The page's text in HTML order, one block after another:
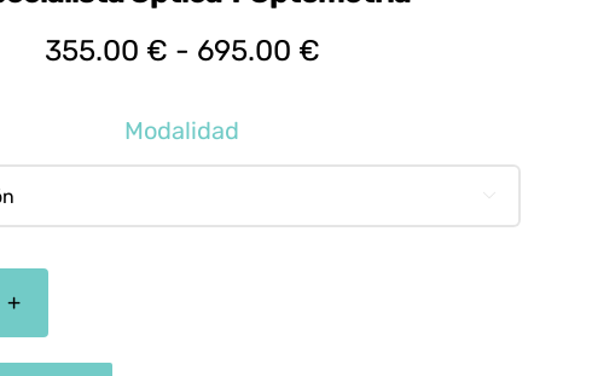
355.00 € - 695.00 €Rango
hasta
Modalidad